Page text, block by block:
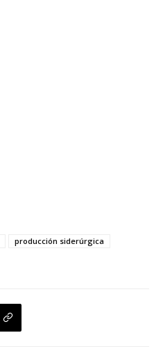
producción siderúrgica